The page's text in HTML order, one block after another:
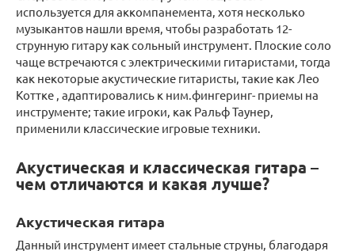
используется для аккомпанемента, хотя несколько
музыкантов нашли время, чтобы разработать 12-
струнную гитару как сольный инструмент. Плоские соло
чаще встречаются с электрическими гитаристами, тогда
как некоторые акустические гитаристы, такие как Лео
Коттке , адаптировались к ним.фингеринг- приемы на
инструменте; такие игроки, как Ральф Таунер,
применили классические игровые техники.
Акустическая и классическая гитара –
чем отличаются и какая лучше?
Акустическая гитара
Данный инструмент имеет стальные струны, благодаря